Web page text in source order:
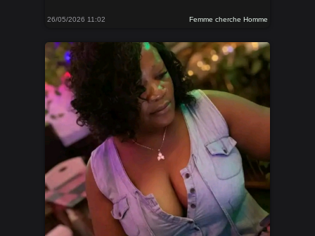
26/05/2026 11:02 Femme cherche Homme